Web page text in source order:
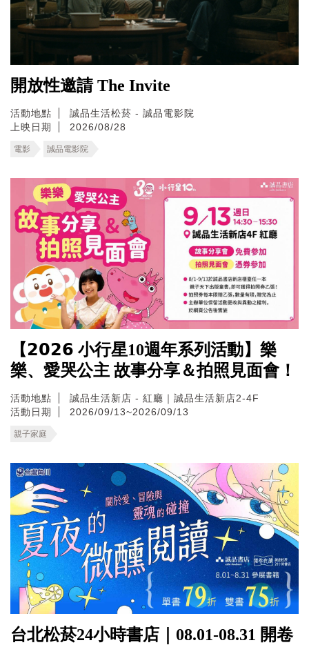
開放性邀請 The Invite
活動地點
誠品生活松菸 - 誠品電影院
上映日期
2026/08/28
電影 誠品電影院
【𝟮𝟬𝟮𝟲 小行星10週年系列活動】樂
樂、愛哭公主 故事分享＆拍照見面會！
活動地點
誠品生活新店 - 紅廳｜誠品生活新店2-4F
活動日期
2026/09/13~2026/09/13
親子家庭
台北松菸24小時書店｜08.01-08.31 開卷